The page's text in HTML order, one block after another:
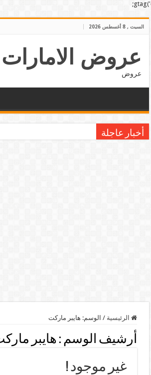
السبت , 8 أغسطس 2026
عروض الامارات
عروض
أخبار عاجلة
الرئيسية / الوسم: هايبر ماركت
أرشيف الوسم : هايبر
غير موجود !